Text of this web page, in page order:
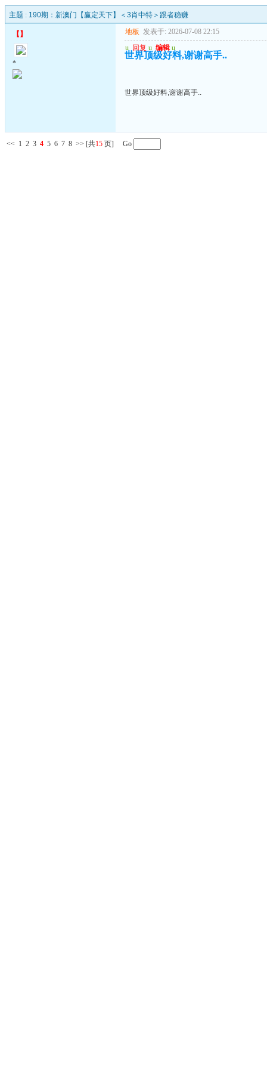
主题 : 190期：新澳门【赢定天下】＜3肖中特＞跟者稳赚
【 】
*
地板 发表于: 2026-07-08 22:15
u 回复 u 编辑 u
世界顶级好料,谢谢高手..
世界顶级好料,谢谢高手..
<< 1 2 3 4 5 6 7 8 >> [共15 页] Go